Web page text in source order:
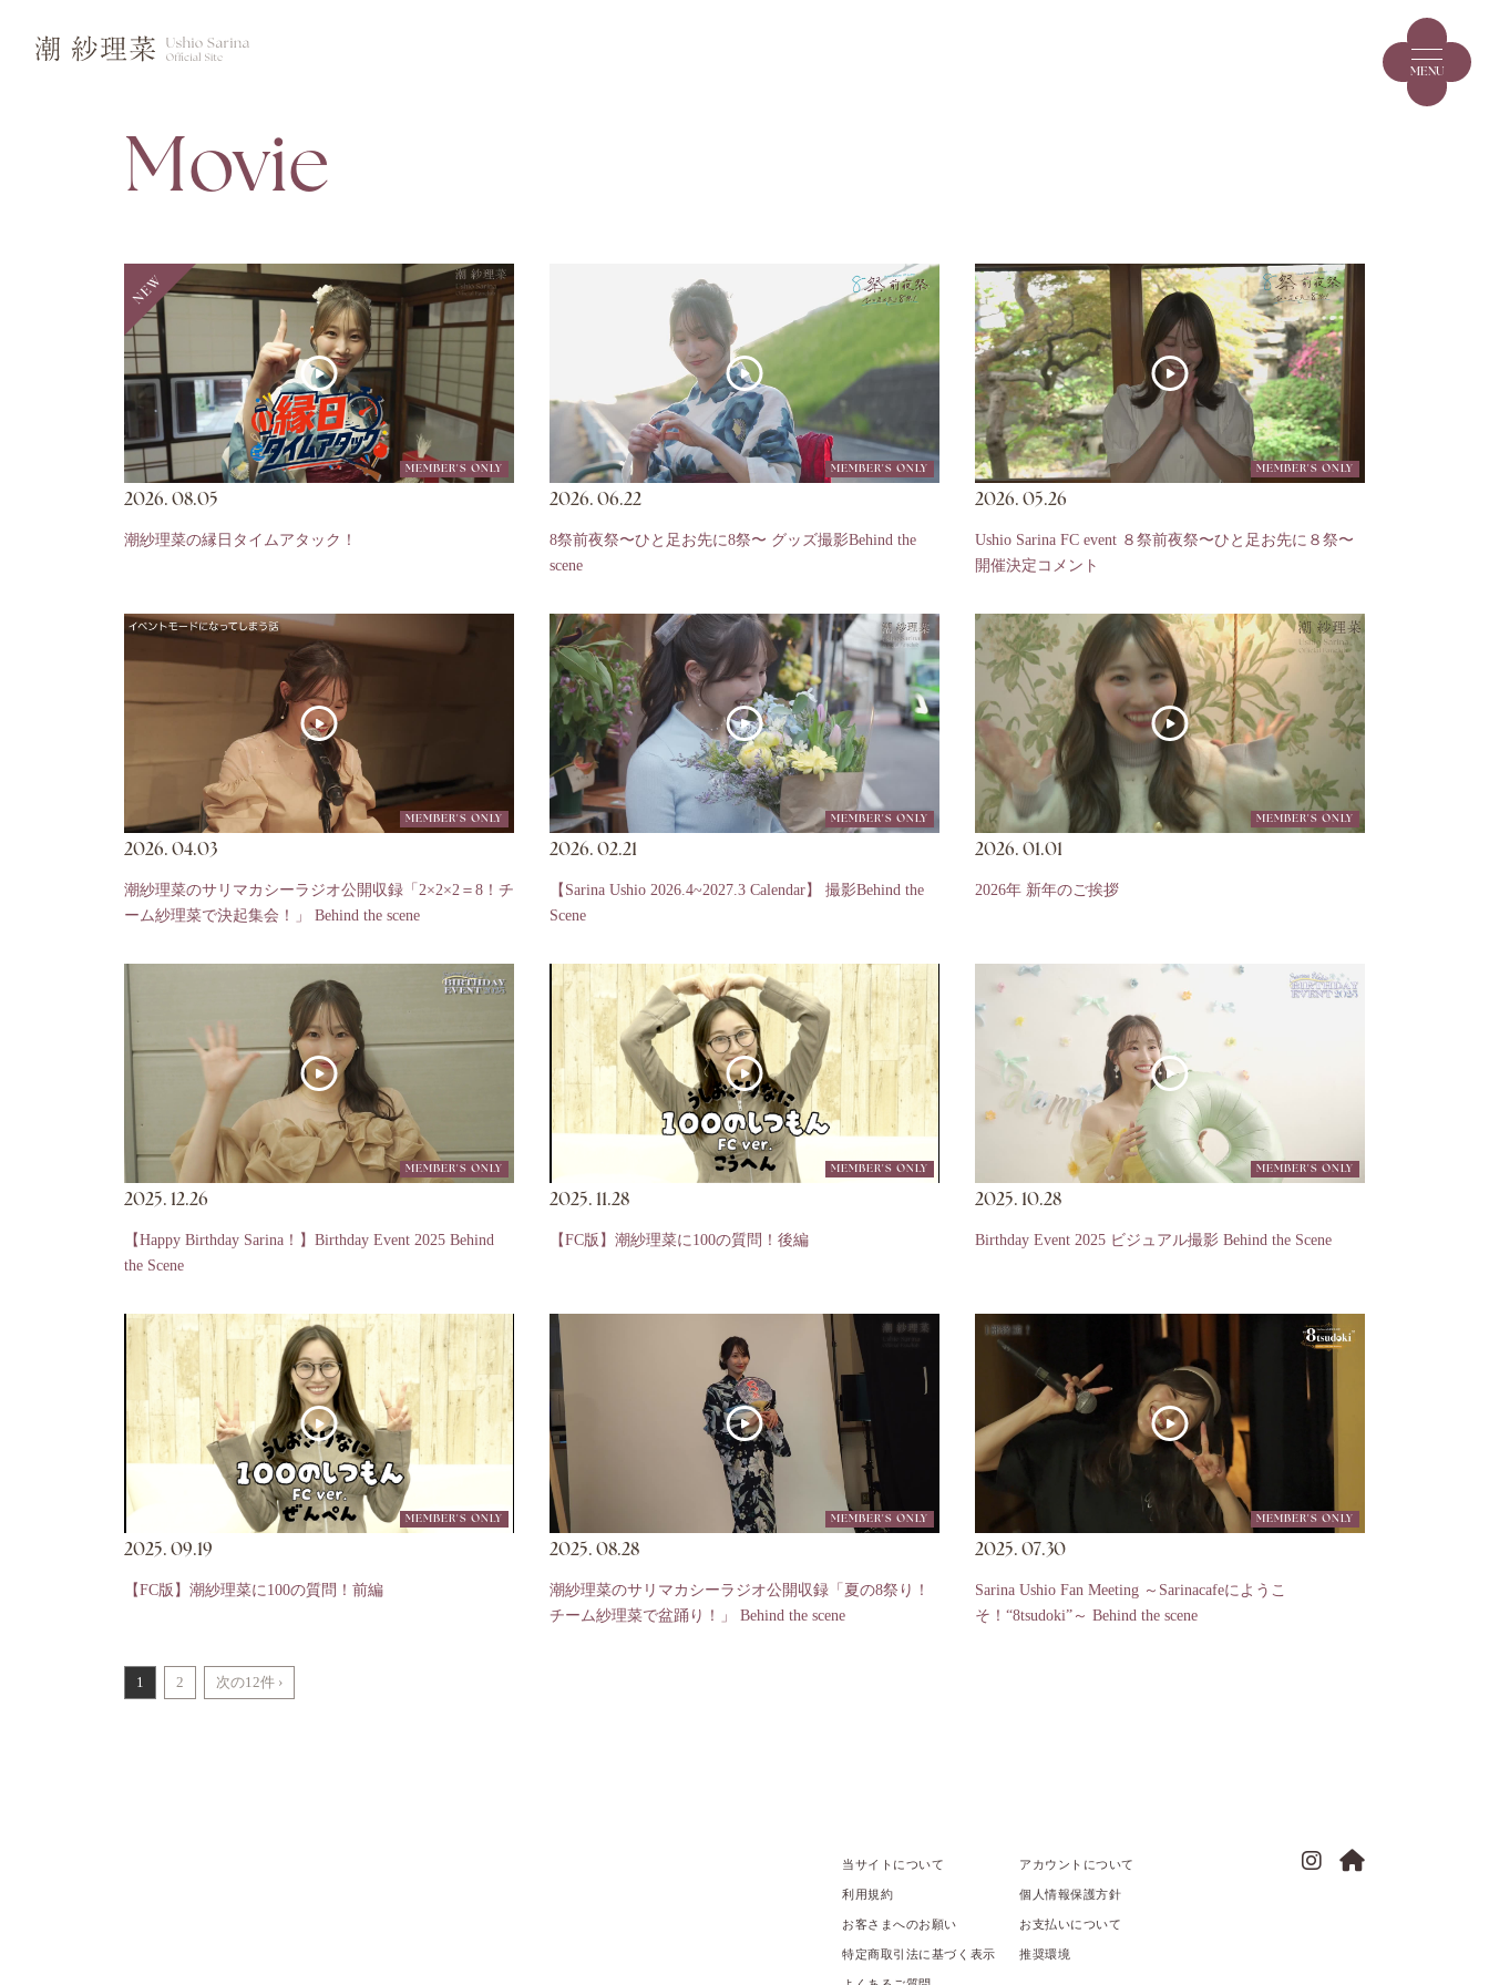
MENU
Movie
MEMBER'S ONLY
2026. 08.05
潮紗理菜の縁日タイムアタック！
MEMBER'S ONLY
2026. 06.22
8祭前夜祭〜ひと足お先に8祭〜 グッズ撮影Behind the
scene
MEMBER'S ONLY
2026. 05.26
Ushio Sarina FC event ８祭前夜祭〜ひと足お先に８祭〜
開催決定コメント
MEMBER'S ONLY
2026. 04.03
潮紗理菜のサリマカシーラジオ公開収録「2×2×2＝8！チ
ーム紗理菜で決起集会！」 Behind the scene
MEMBER'S ONLY
2026. 02.21
【Sarina Ushio 2026.4~2027.3 Calendar】 撮影Behind the
Scene
MEMBER'S ONLY
2026. 01.01
2026年 新年のご挨拶
MEMBER'S ONLY
2025. 12.26
【Happy Birthday Sarina！】Birthday Event 2025 Behind
the Scene
MEMBER'S ONLY
2025. 11.28
【FC版】潮紗理菜に100の質問！後編
MEMBER'S ONLY
2025. 10.28
Birthday Event 2025 ビジュアル撮影 Behind the Scene
MEMBER'S ONLY
2025. 09.19
【FC版】潮紗理菜に100の質問！前編
MEMBER'S ONLY
2025. 08.28
潮紗理菜のサリマカシーラジオ公開収録「夏の8祭り！
チーム紗理菜で盆踊り！」 Behind the scene
MEMBER'S ONLY
2025. 07.30
Sarina Ushio Fan Meeting ～Sarinacafeにようこ
そ！“8tsudoki”～ Behind the scene
1 2 次の12件 ›
当サイトについて アカウントについて
利用規約 個人情報保護方針
お客さまへのお願い お支払いについて
特定商取引法に基づく表示 推奨環境